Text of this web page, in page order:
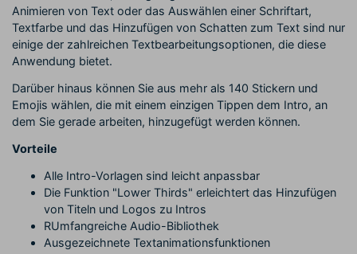
Animieren von Text oder das Auswählen einer Schriftart,
Textfarbe und das Hinzufügen von Schatten zum Text sind nur
einige der zahlreichen Textbearbeitungsoptionen, die diese
Anwendung bietet.
Darüber hinaus können Sie aus mehr als 140 Stickern und
Emojis wählen, die mit einem einzigen Tippen dem Intro, an
dem Sie gerade arbeiten, hinzugefügt werden können.
Vorteile
Alle Intro-Vorlagen sind leicht anpassbar
Die Funktion "Lower Thirds" erleichtert das Hinzufügen
von Titeln und Logos zu Intros
RUmfangreiche Audio-Bibliothek
Ausgezeichnete Textanimationsfunktionen